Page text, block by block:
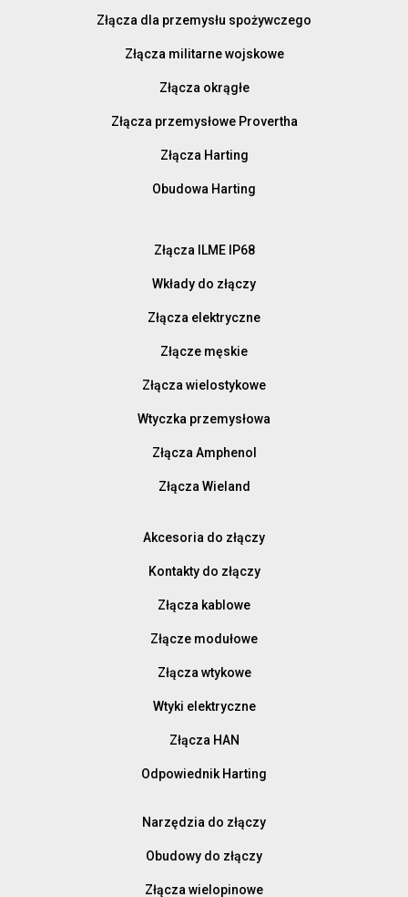
Złącza dla przemysłu spożywczego
Złącza militarne wojskowe
Złącza okrągłe
Złącza przemysłowe Provertha
Złącza Harting
Obudowa Harting
Złącza ILME IP68
Wkłady do złączy
Złącza elektryczne
Złącze męskie
Złącza wielostykowe
Wtyczka przemysłowa
Złącza Amphenol
Złącza Wieland
Akcesoria do złączy
Kontakty do złączy
Złącza kablowe
Złącze modułowe
Złącza wtykowe
Wtyki elektryczne
Złącza HAN
Odpowiednik Harting
Narzędzia do złączy
Obudowy do złączy
Złącza wielopinowe